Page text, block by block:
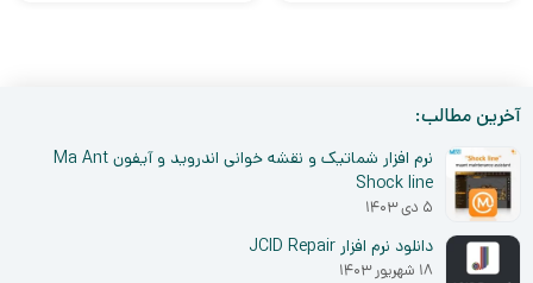
آخرین مطالب:
نرم افزار شماتیک و نقشه خوانی اندروید و آیفون Ma Ant
Shock line
۵ دی ۱۴۰۳
دانلود نرم افزار JCID Repair
۱۸ شهریور ۱۴۰۳